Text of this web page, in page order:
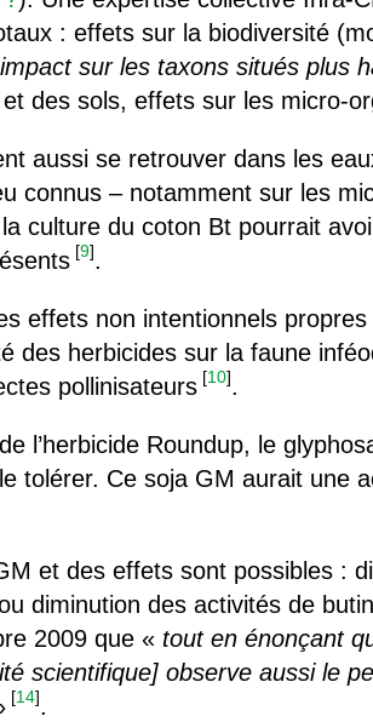
: effets sur la biodiversité
impact sur les taxons situés plus
des sols, effets sur les micro-
aussi se retrouver dans les
connus – notamment sur les
culture du coton Bt pourrait
[9].
effets non intentionnels
des herbicides sur la faune
pollinisateurs [10].
l’herbicide Roundup, le
tolérer. Ce soja GM aurait une
et des effets sont possibles :
diminution des activités de
2009 que « tout en énonçant
scientifique] observe aussi le
[14].